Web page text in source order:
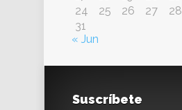
24
25 26 27 28
31
« Jun
Suscríbete